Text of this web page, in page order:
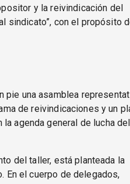
y la reivindicación del
sindicato”, con el propósito
pie una asamblea
de reivindicaciones y un
agenda general de lucha del
del taller, está planteada la
En el cuerpo de delegados,